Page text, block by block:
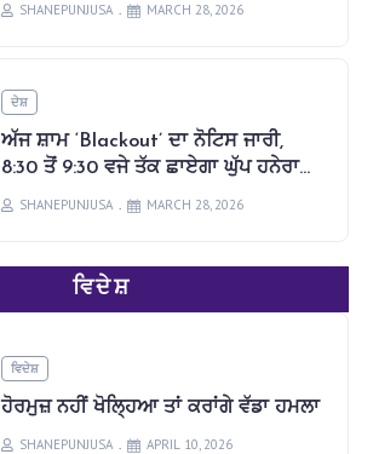
SHANEPUNJUSA MARCH 28, 2026
ਦੇਸ਼
ਅੱਜ ਸ਼ਾਮ ‘Blackout’ ਦਾ ਨੋਟਿਸ ਜਾਰੀ,
8:30 ਤੋਂ 9:30 ਵਜੇ ਤੱਕ ਛਾਏਗਾ ਘੁੱਪ ਹਨੇਰਾ…
SHANEPUNJUSA MARCH 28, 2026
ਵਿਦੇਸ਼
ਵਿਦੇਸ਼
ਹੋਰਮੁਜ਼ ਨਹੀਂ ਖੋਲ੍ਹਿਆ ਤਾਂ ਕਰਾਂਗੇ ਵੱਡਾ ਹਮਲਾ
SHANEPUNJUSA APRIL 10, 2026